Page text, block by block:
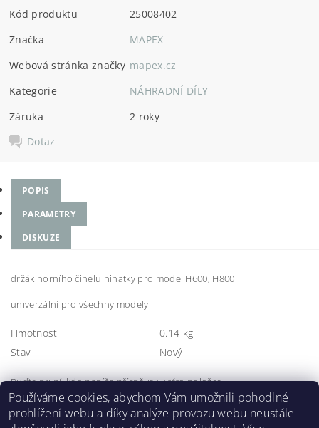
Kód produktu
25008402
Značka
MAPEX
Webová stránka značky mapex.cz
Kategorie
NÁHRADNÍ DÍLY
Záruka
2 roky
Dotaz
POPIS
PARAMETRY
DISKUZE
držák horního činelu hihatky pro model H600, H800
univerzální pro všechny modely
Hmotnost
0.14 kg
Stav
Nový
Buďte první, kdo napíše příspěvek k této položce.
Přidat komentář
Používáme cookies, abychom Vám umožnili pohodlné
prohlížení webu a díky analýze provozu webu neustále